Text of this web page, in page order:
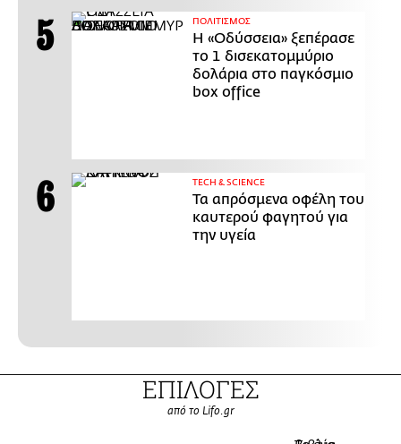
ΠΟΛΙΤΙΣΜΟΣ
Η «Οδύσσεια» ξεπέρασε
το 1 δισεκατομμύριο
δολάρια στο παγκόσμιο
box office
ΤECH & SCIENCE
Τα απρόσμενα οφέλη του
καυτερού φαγητού για
την υγεία
ΕΠΙΛΟΓΕΣ
από το Lifo.gr